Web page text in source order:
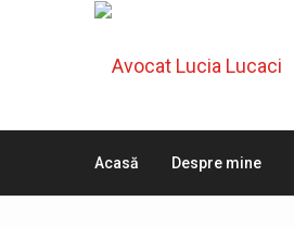
Acasă Despre mine